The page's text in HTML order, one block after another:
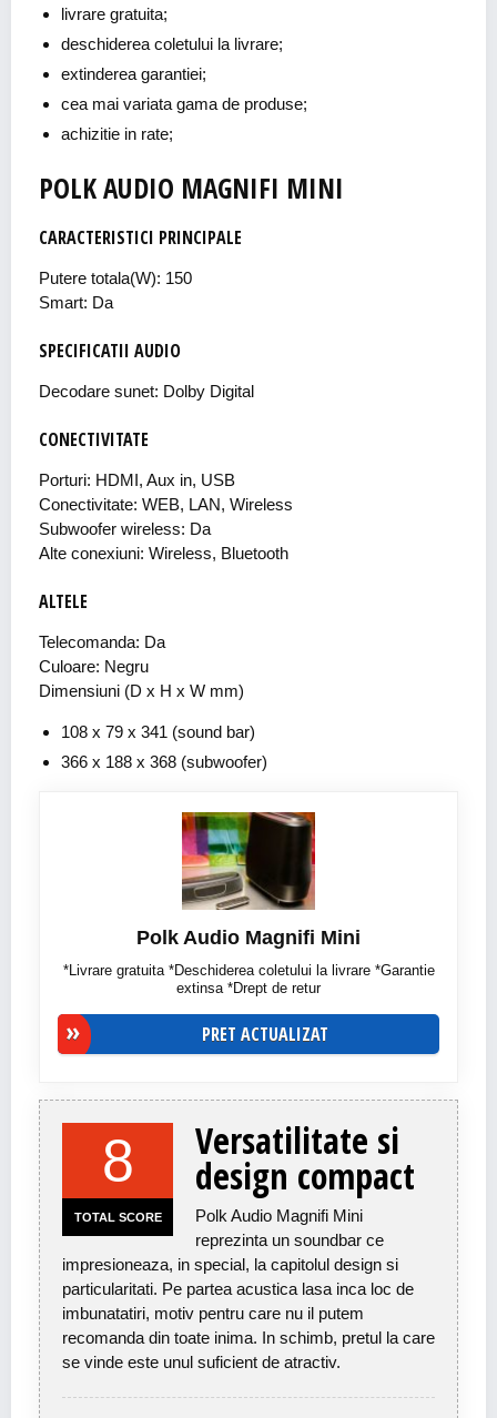
livrare gratuita;
deschiderea coletului la livrare;
extinderea garantiei;
cea mai variata gama de produse;
achizitie in rate;
POLK AUDIO MAGNIFI MINI
CARACTERISTICI PRINCIPALE
Putere totala(W): 150
Smart: Da
SPECIFICATII AUDIO
Decodare sunet: Dolby Digital
CONECTIVITATE
Porturi: HDMI, Aux in, USB
Conectivitate: WEB, LAN, Wireless
Subwoofer wireless: Da
Alte conexiuni: Wireless, Bluetooth
ALTELE
Telecomanda: Da
Culoare: Negru
Dimensiuni (D x H x W mm)
108 x 79 x 341 (sound bar)
366 x 188 x 368 (subwoofer)
Polk Audio Magnifi Mini
*Livrare gratuita *Deschiderea coletului la livrare *Garantie
extinsa *Drept de retur
PRET ACTUALIZAT
8
TOTAL SCORE
Versatilitate si
design compact
Polk Audio Magnifi Mini
reprezinta un soundbar ce
impresioneaza, in special, la capitolul design si
particularitati. Pe partea acustica lasa inca loc de
imbunatatiri, motiv pentru care nu il putem
recomanda din toate inima. In schimb, pretul la care
se vinde este unul suficient de atractiv.